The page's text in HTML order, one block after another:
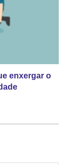
enxergar o